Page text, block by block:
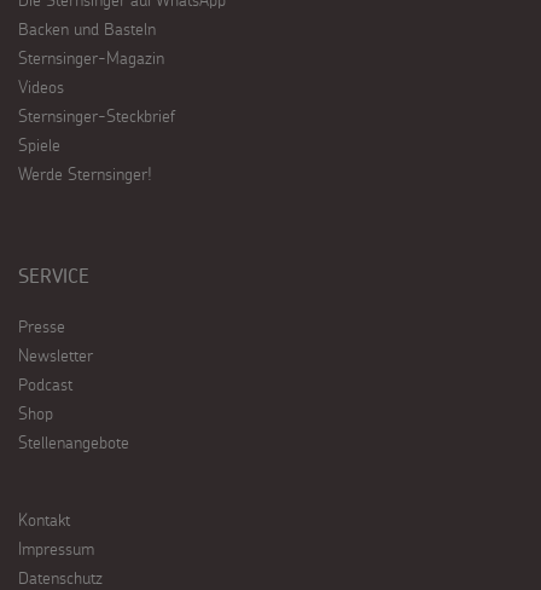
Backen und Basteln
Sternsinger-Magazin
Videos
Sternsinger-Steckbrief
Spiele
Werde Sternsinger!
SERVICE
Presse
Newsletter
Podcast
Shop
Stellenangebote
Kontakt
Impressum
Datenschutz